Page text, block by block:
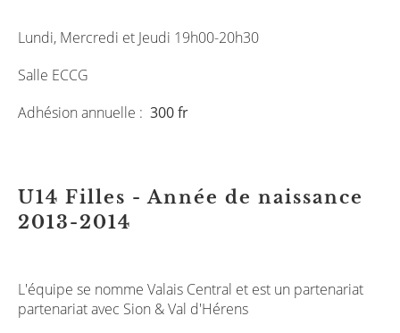
Lundi, Mercredi et Jeudi 19h00-20h30
Salle ECCG
Adhésion annuelle : 300 fr
U14 Filles - Année de naissance
2013-2014
L'équipe se nomme Valais Central et est un partenariat
partenariat avec Sion & Val d'Hérens